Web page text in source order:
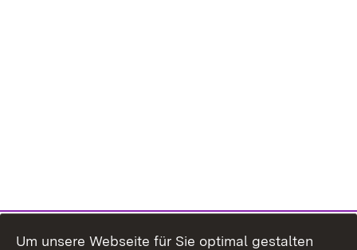
Um unsere Webseite für Sie optimal gestalten